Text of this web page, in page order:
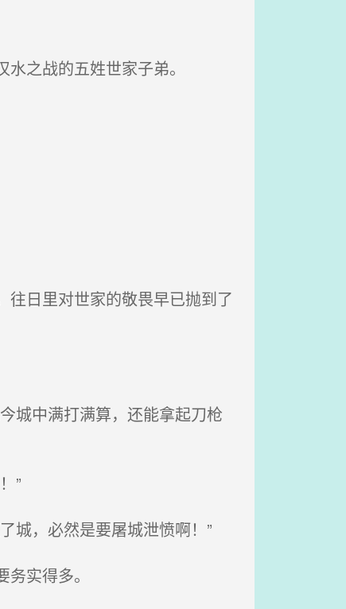
之战的五姓世家子弟。
日里对世家的敬畏早已抛到了
城中满打满算，还能拿起刀枪
”
城，必然是要屠城泄愤啊！”
实得多。